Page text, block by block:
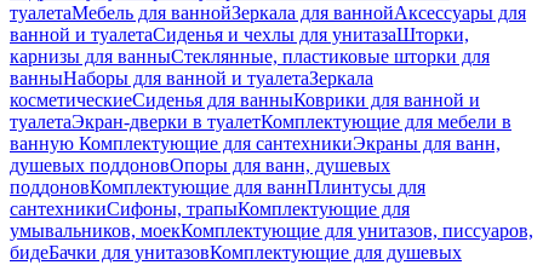
туалетаМебель для ваннойЗеркала для ваннойАксессуары для
ванной и туалетаСиденья и чехлы для унитазаШторки,
карнизы для ванныСтеклянные, пластиковые шторки для
ванныНаборы для ванной и туалетаЗеркала
косметическиеСиденья для ванныКоврики для ванной и
туалетаЭкран-дверки в туалетКомплектующие для мебели в
ванную Комплектующие для сантехникиЭкраны для ванн,
душевых поддоновОпоры для ванн, душевых
поддоновКомплектующие для ваннПлинтусы для
сантехникиСифоны, трапыКомплектующие для
умывальников, моекКомплектующие для унитазов, писсуаров,
бидеБачки для унитазовКомплектующие для душевых